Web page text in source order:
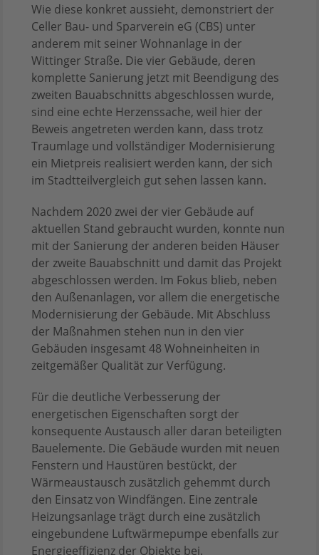
Wie diese konkret aussieht, demonstriert der
Celler Bau- und Sparverein eG (CBS) unter
anderem mit seiner Wohnanlage in der
Wittinger Straße. Die vier Gebäude, deren
komplette Sanierung jetzt mit Beendigung des
zweiten Bauabschnitts abgeschlossen wurde,
sind eine echte Herzenssache, weil hier der
Beweis angetreten werden kann, dass trotz
Traumlage und vollständiger Modernisierung
ein Mietpreis realisiert werden kann, der sich
im Stadtteilvergleich gut sehen lassen kann.
Nachdem 2020 zwei der vier Gebäude auf
aktuellen Stand gebraucht wurden, konnte nun
mit der Sanierung der anderen beiden Häuser
der zweite Bauabschnitt und damit das Projekt
abgeschlossen werden. Im Fokus blieb, neben
den Außenanlagen, vor allem die energetische
Modernisierung der Gebäude. Mit Abschluss
der Maßnahmen stehen nun in den vier
Gebäuden insgesamt 48 Wohneinheiten in
zeitgemäßer Qualität zur Verfügung.
Für die deutliche Verbesserung der
energetischen Eigenschaften sorgt der
konsequente Austausch aller daran beteiligten
Bauelemente. Die Gebäude wurden mit neuen
Fenstern und Haustüren bestückt, der
Wärmeaustausch zusätzlich gehemmt durch
den Einsatz von Windfängen. Eine zentrale
Heizungsanlage trägt durch eine zusätzlich
eingebundene Luftwärmepumpe ebenfalls zur
Energieeffizienz der Objekte bei.